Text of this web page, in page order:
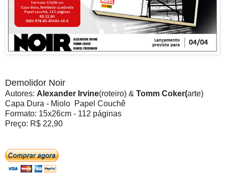
Demolidor Noir
Autores: Alexander Irvine(roteiro) & Tomm Coker(arte)
Capa Dura - Miolo Papel Couchê
Formato: 15x26cm - 112 páginas
Preço: R$ 22,90